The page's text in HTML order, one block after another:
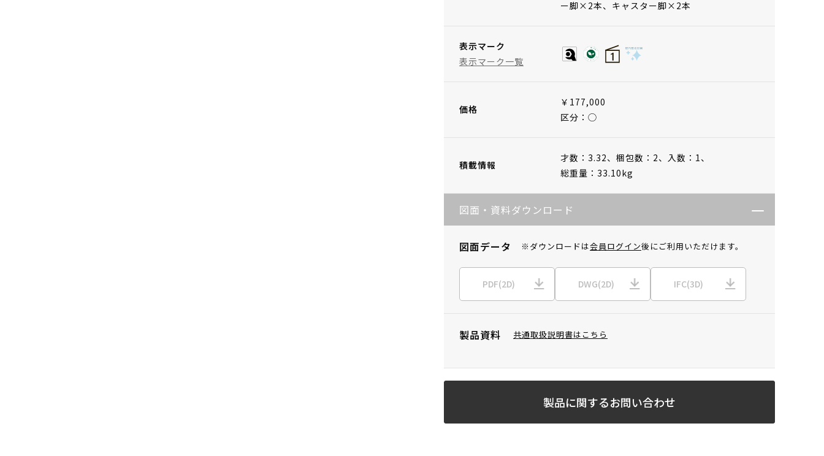
ー脚×2本、キャスター脚×2本
表示マーク
表示マーク一覧
価格
￥177,000
区分：◯
積載情報
才数：3.32、 梱包数：2、 入数：1、
総重量：33.10kg
図面・資料ダウンロード
図面データ ※ダウンロードは会員ログイン後にご利用いただけます。
PDF(2D) DWG(2D) IFC(3D)
製品資料 共通取扱説明書はこちら
製品に関するお問い合わせ